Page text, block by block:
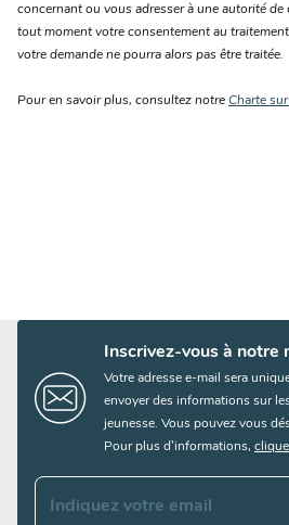
concernant ou vous adresser à une autorité
tout moment votre consentement au
votre demande ne pourra alors pas être traitée.
Pour en savoir plus, consultez notre Charte
Inscrivez-vous à notre
Votre adresse e-mail sera
envoyer des informations sur
jeunesse. Vous pouvez vous
Pour plus d’informations,
Indiquez votre email